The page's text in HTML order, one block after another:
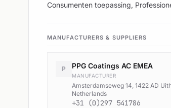
Consumenten toepassing,
MANUFACTURERS & SUPPLIERS
P PPG Coatings AC EMEA
MANUFACTURER
Amsterdamseweg 14, 1422 AD
Netherlands
+31 (0)297 541786